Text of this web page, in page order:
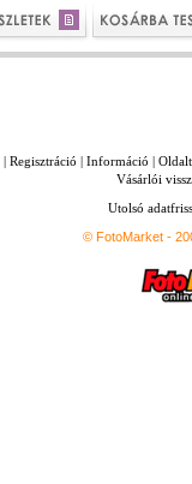
| Regisztráció | Információ |
Vásárlói
Utolsó
© FotoMarket -